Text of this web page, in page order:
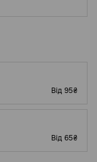
Від 95₴
Від 65₴